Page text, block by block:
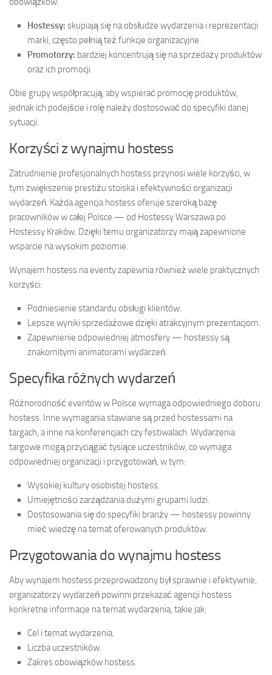
Hostessy: skupiają się na obsłudze wydarzenia i reprezentacji
marki, często pełnią też funkcje organizacyjne.
Promotorzy: bardziej koncentrują się na sprzedaży produktów
oraz ich promocji.
Obie grupy współpracują, aby wspierać promocję produktów,
jednak ich podejście i rolę należy dostosować do specyfiki danej
sytuacji.
Korzyści z wynajmu hostess
Zatrudnienie profesjonalnych hostess przynosi wiele korzyści, w
tym zwiększenie prestiżu stoiska i efektywności organizacji
wydarzeń. Każda agencja hostess oferuje szeroką bazę
pracowników w całej Polsce — od Hostessy Warszawa po
Hostessy Kraków. Dzięki temu organizatorzy mają zapewnione
wsparcie na wysokim poziomie.
Wynajem hostess na eventy zapewnia również wiele praktycznych
korzyści:
Podniesienie standardu obsługi klientów.
Lepsze wyniki sprzedażowe dzięki atrakcyjnym prezentacjom.
Zapewnienie odpowiedniej atmosfery — hostessy są
znakomitymi animatorami wydarzeń.
Specyfika różnych wydarzeń
Różnorodność eventów w Polsce wymaga odpowiedniego doboru
hostess. Inne wymagania stawiane są przed hostessami na
targach, a inne na konferencjach czy festiwalach. Wydarzenia
targowe mogą przyciągać tysiące uczestników, co wymaga
odpowiedniej organizacji i przygotowań, w tym:
Wysokiej kultury osobistej hostess.
Umiejętności zarządzania dużymi grupami ludzi.
Dostosowania się do specyfiki branży — hostessy powinny
mieć wiedzę na temat oferowanych produktów.
Przygotowania do wynajmu hostess
Aby wynajem hostess przeprowadzony był sprawnie i efektywnie,
organizatorzy wydarzeń powinni przekazać agencji hostess
konkretne informacje na temat wydarzenia, takie jak:
Cel i temat wydarzenia.
Liczba uczestników.
Zakres obowiązków hostess.